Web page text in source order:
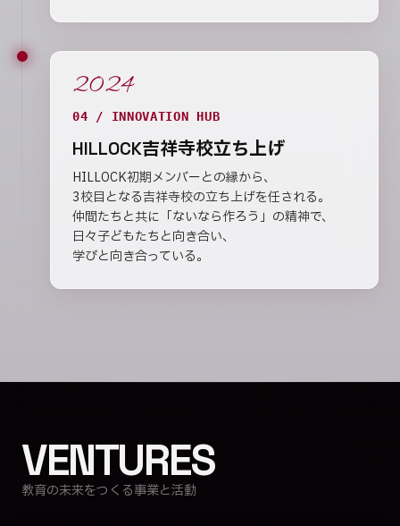
2024
04 / INNOVATION HUB
HILLOCK吉祥寺校立ち上げ
HILLOCK初期メンバーとの縁から、
3校目となる吉祥寺校の立ち上げを任される。
仲間たちと共に「ないなら作ろう」の精神で、
日々子どもたちと向き合い、
学びと向き合っている。
VENTURES
教育の未来をつくる事業と活動